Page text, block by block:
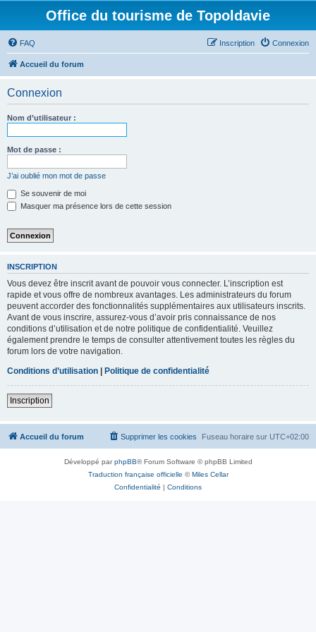
Office du tourisme de Topoldavie
FAQ Connexion
Inscription
Accueil du forum
Connexion
Nom d’utilisateur :
Mot de passe :
J’ai oublié mon mot de passe
Se souvenir de moi
Masquer ma présence lors de cette session
INSCRIPTION
Vous devez être inscrit avant de pouvoir vous connecter. L’inscription est
rapide et vous offre de nombreux avantages. Les administrateurs du forum
peuvent accorder des fonctionnalités supplémentaires aux utilisateurs inscrits.
Avant de vous inscrire, assurez-vous d’avoir pris connaissance de nos
conditions d’utilisation et de notre politique de confidentialité. Veuillez
également prendre le temps de consulter attentivement toutes les règles du
forum lors de votre navigation.
Conditions d’utilisation | Politique de confidentialité
Inscription
Accueil du forum Fuseau horaire sur UTC+02:00
Supprimer les cookies
Développé parphpBB® Forum Software © phpBB Limited
Traduction française officielle ©Miles Cellar
Confidentialité | Conditions